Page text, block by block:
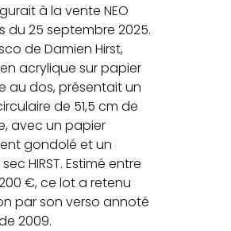
à la vente NEO
du 25 septembre 2025.
de Damien Hirst,
acrylique sur papier
au dos, présentait un
de 51,5 cm de
avec un papier
gondolé et un
HIRST. Estimé entre
€, ce lot a retenu
par son verso annoté
2009.